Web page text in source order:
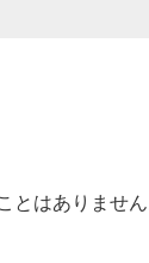
とはありません